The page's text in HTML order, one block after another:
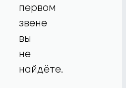
первом
звене
вы
не
найдёте.